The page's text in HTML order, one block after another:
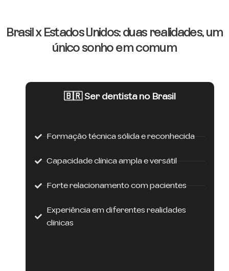
Brasil x Estados Unidos: duas realidades, um
único sonho em comum
🇧🇷 Ser dentista no Brasil
Formação técnica sólida e reconhecida
Capacidade clínica ampla e versátil
Forte relacionamento com pacientes
Experiência em diferentes realidades
clínicas